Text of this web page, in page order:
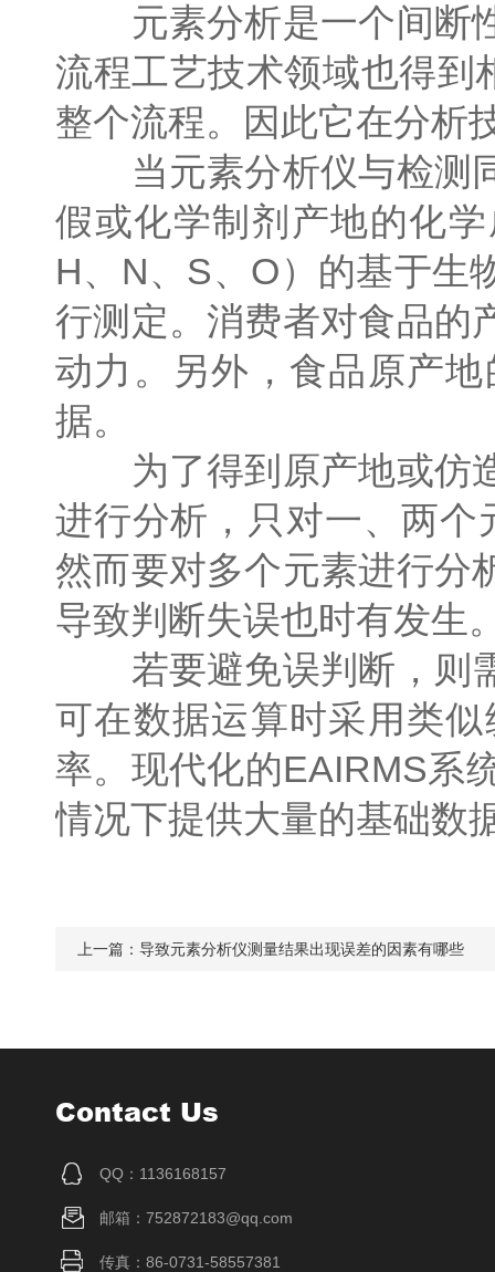
元素分析是一个间断性
流程工艺技术领域也得到
整个流程。因此它在分析
当元素分析仪与检测同
假或化学制剂产地的化
H、N、S、O）的基于生
行测定。消费者对食品的
动力。另外，食品原产
据。
为了得到原产地或仿造
进行分析，只对一、两
然而要对多个元素进行分
导致判断失误也时有发生
若要避免误判断，则需
可在数据运算时采用类
率。现代化的EAIRMS系
情况下提供大量的基础数
上一篇： 导致元素分析仪测量结果出现误差的因素有哪些
Contact Us
QQ：1136168157
邮箱：752872183@qq.com
传真：86-0731-58557381